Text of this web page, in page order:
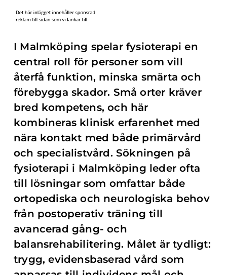
I Malmköping spelar fysioterapi en
central roll för personer som vill
återfå funktion, minska smärta och
förebygga skador. Små orter kräver
bred kompetens, och här
kombineras klinisk erfarenhet med
nära kontakt med både primärvård
och specialistvård. Sökningen på
fysioterapi i Malmköping leder ofta
till lösningar som omfattar både
ortopediska och neurologiska behov
från postoperativ träning till
avancerad gång- och
balansrehabilitering. Målet är tydligt:
trygg, evidensbaserad vård som